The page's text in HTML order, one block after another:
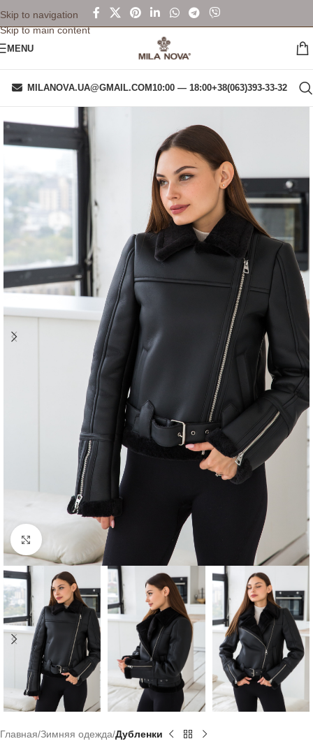
Skip to navigation
Skip to main content
MENU
MILANOVA.UA@GMAIL.COM10:00 — 18:00+38(063)393-33-32
Click to enlarge
Главная Зимняя одежда Дубленки